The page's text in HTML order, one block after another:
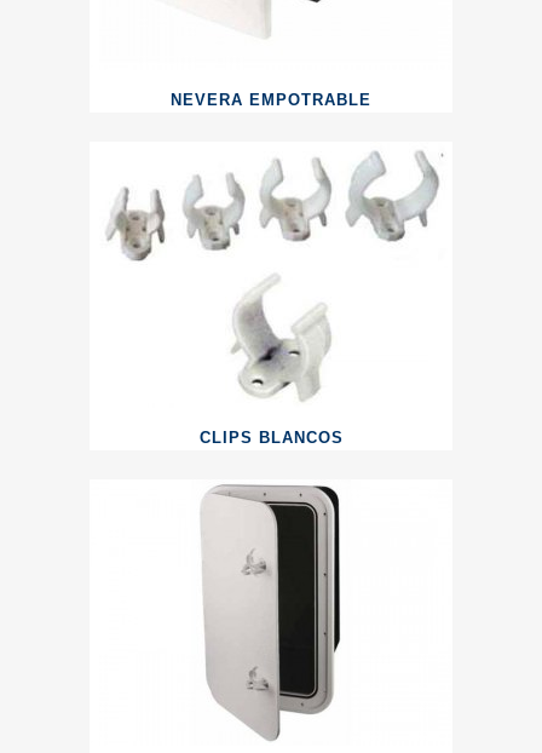
NEVERA EMPOTRABLE
CLIPS BLANCOS